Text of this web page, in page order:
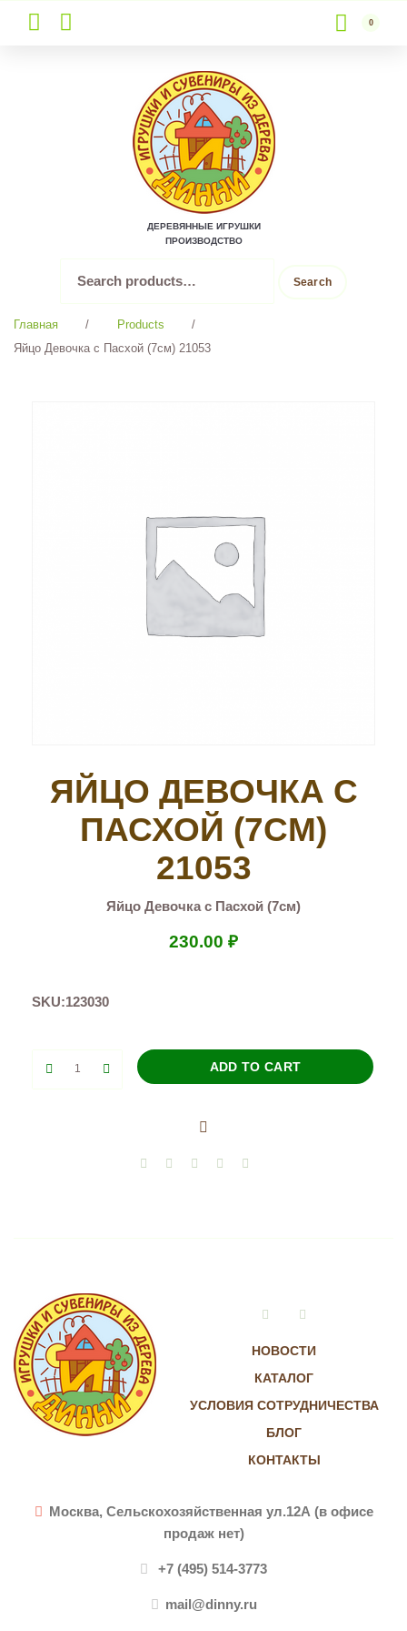
to
content
0
ДЕРЕВЯННЫЕ ИГРУШКИ
ПРОИЗВОДСТВО
for:
Search
Главная / Products
/
Яйцо Девочка с Пасхой (7см) 21053
ЯЙЦО ДЕВОЧКА С
ПАСХОЙ (7СМ)
21053
Яйцо Девочка с Пасхой (7см)
230.00 ₽
SKU:123030
ADD TO CART
НОВОСТИ
КАТАЛОГ
УСЛОВИЯ СОТРУДНИЧЕСТВА
БЛОГ
КОНТАКТЫ
VkontakteInstagram
Москва, Сельскохозяйственная ул.12А (в офисе
продаж нет)
+7 (495) 514-3773
mail@dinny.ru